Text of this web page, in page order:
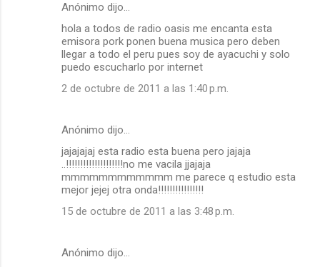
Anónimo dijo…
hola a todos de radio oasis me encanta esta
emisora pork ponen buena musica pero deben
llegar a todo el peru pues soy de ayacuchi y solo
puedo escucharlo por internet
2 de octubre de 2011 a las 1:40 p.m.
Anónimo dijo…
jajajajaj esta radio esta buena pero jajaja
..!!!!!!!!!!!!!!!!!!!!no me vacila jjajaja
mmmmmmmmmmmm me parece q estudio esta
mejor jejej otra onda!!!!!!!!!!!!!!!!
15 de octubre de 2011 a las 3:48 p.m.
Anónimo dijo…